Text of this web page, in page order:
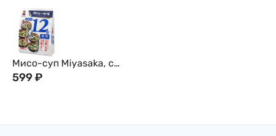
Мисо-суп Miyasaka, с
пониженным
599₽